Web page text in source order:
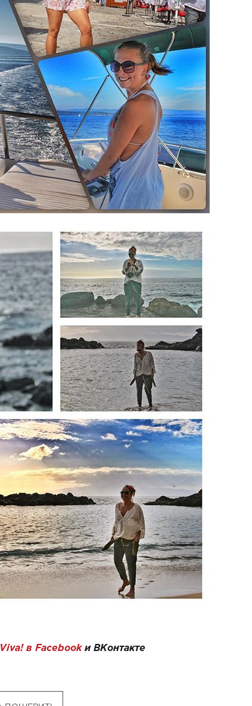
Viva! в Facebookи ВКонтакте